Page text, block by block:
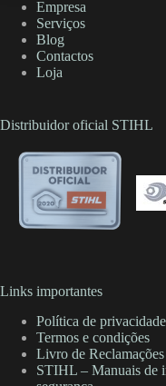
Empresa
Serviços
Blog
Contactos
Loja
Distribuidor oficial STIHL
Links importantes
Política de privacidade
Termos e condições
Livro de
STIHL – Manuais de